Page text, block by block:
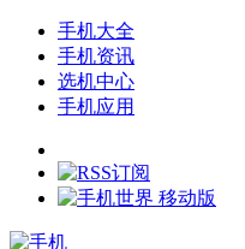
手机大全
手机资讯
选机中心
手机应用